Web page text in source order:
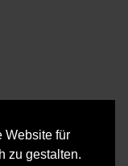
Website für
zu gestalten.